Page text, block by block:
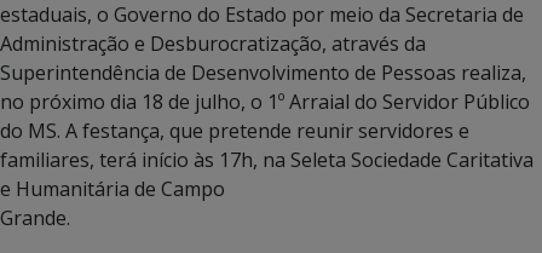
estaduais, o Governo do Estado por meio da Secretaria de
Administração e Desburocratização, através da
Superintendência de Desenvolvimento de Pessoas realiza,
no próximo dia 18 de julho, o 1º Arraial do Servidor Público
do MS. A festança, que pretende reunir servidores e
familiares, terá início às 17h, na Seleta Sociedade Caritativa
e Humanitária de Campo
Grande.